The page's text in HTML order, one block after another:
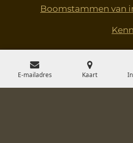
Boomstammen van
E-mailadres Kaart